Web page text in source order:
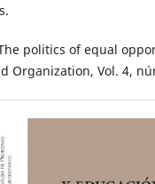
politics of equal
Organization, Vol. 4,